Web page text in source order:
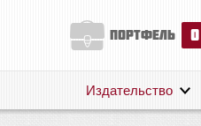
портфель 0
Издательство